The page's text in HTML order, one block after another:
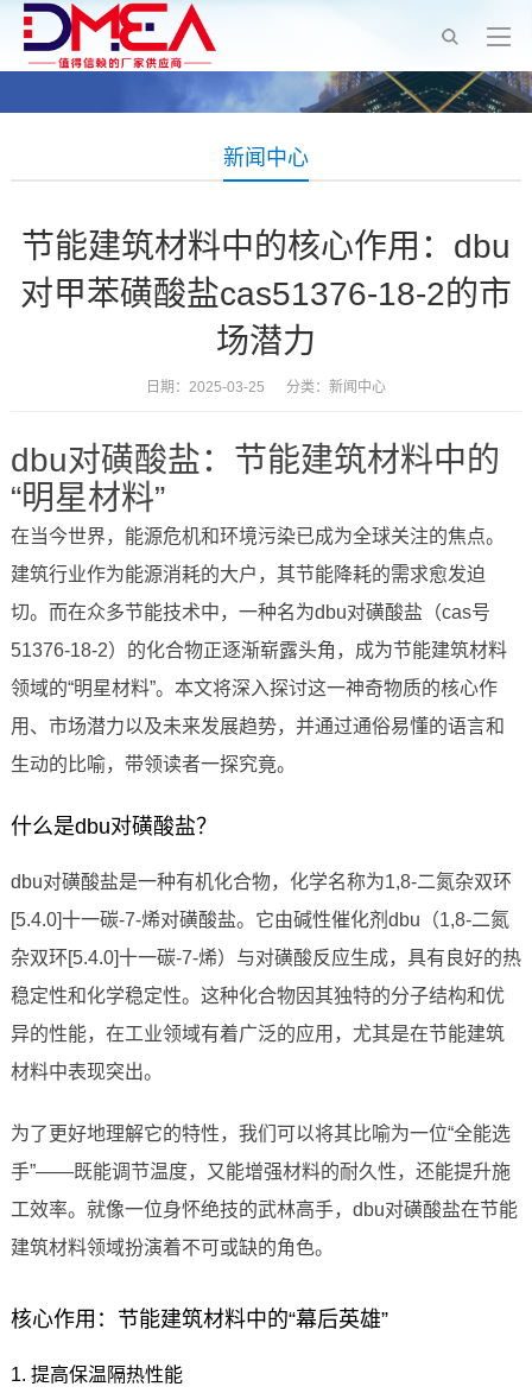
新闻中心
节能建筑材料中的核心作用：dbu
对甲苯磺酸盐cas51376-18-2的市
场潜力
日期：2025-03-25 分类： 新闻中心
dbu对磺酸盐：节能建筑材料中的
“明星材料”
在当今世界，能源危机和环境污染已成为全球关注的焦点。
建筑行业作为能源消耗的大户，其节能降耗的需求愈发迫
切。而在众多节能技术中，一种名为dbu对磺酸盐（cas号
51376-18-2）的化合物正逐渐崭露头角，成为节能建筑材料
领域的“明星材料”。本文将深入探讨这一神奇物质的核心作
用、市场潜力以及未来发展趋势，并通过通俗易懂的语言和
生动的比喻，带领读者一探究竟。
什么是dbu对磺酸盐？
dbu对磺酸盐是一种有机化合物，化学名称为1,8-二氮杂双环
[5.4.0]十一碳-7-烯对磺酸盐。它由碱性催化剂dbu（1,8-二氮
杂双环[5.4.0]十一碳-7-烯）与对磺酸反应生成，具有良好的热
稳定性和化学稳定性。这种化合物因其独特的分子结构和优
异的性能，在工业领域有着广泛的应用，尤其是在节能建筑
材料中表现突出。
为了更好地理解它的特性，我们可以将其比喻为一位“全能选
手”——既能调节温度，又能增强材料的耐久性，还能提升施
工效率。就像一位身怀绝技的武林高手，dbu对磺酸盐在节能
建筑材料领域扮演着不可或缺的角色。
核心作用：节能建筑材料中的“幕后英雄”
1. 提高保温隔热性能